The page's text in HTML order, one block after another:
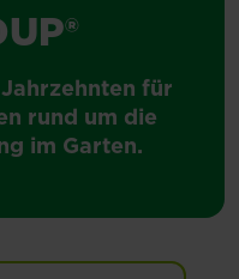
für
rund um die
im Garten.